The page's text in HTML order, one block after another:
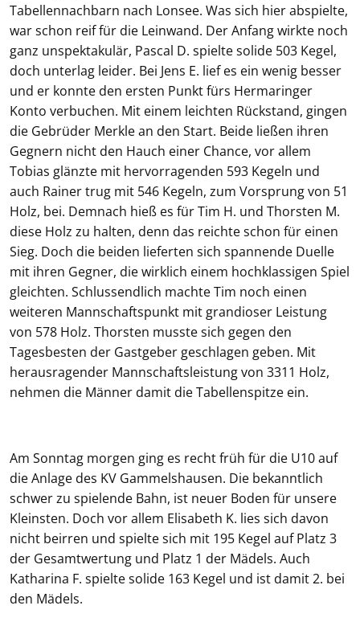
Tabellennachbarn nach Lonsee. Was sich hier abspielte,
war schon reif für die Leinwand. Der Anfang wirkte noch
ganz unspektakulär, Pascal D. spielte solide 503 Kegel,
doch unterlag leider. Bei Jens E. lief es ein wenig besser
und er konnte den ersten Punkt fürs Hermaringer
Konto verbuchen. Mit einem leichten Rückstand, gingen
die Gebrüder Merkle an den Start. Beide ließen ihren
Gegnern nicht den Hauch einer Chance, vor allem
Tobias glänzte mit hervorragenden 593 Kegeln und
auch Rainer trug mit 546 Kegeln, zum Vorsprung von 51
Holz, bei. Demnach hieß es für Tim H. und Thorsten M.
diese Holz zu halten, denn das reichte schon für einen
Sieg. Doch die beiden lieferten sich spannende Duelle
mit ihren Gegner, die wirklich einem hochklassigen Spiel
gleichten. Schlussendlich machte Tim noch einen
weiteren Mannschaftspunkt mit grandioser Leistung
von 578 Holz. Thorsten musste sich gegen den
Tagesbesten der Gastgeber geschlagen geben. Mit
herausragender Mannschaftsleistung von 3311 Holz,
nehmen die Männer damit die Tabellenspitze ein.
Am Sonntag morgen ging es recht früh für die U10 auf
die Anlage des KV Gammelshausen. Die bekanntlich
schwer zu spielende Bahn, ist neuer Boden für unsere
Kleinsten. Doch vor allem Elisabeth K. lies sich davon
nicht beirren und spielte sich mit 195 Kegel auf Platz 3
der Gesamtwertung und Platz 1 der Mädels. Auch
Katharina F. spielte solide 163 Kegel und ist damit 2. bei
den Mädels.